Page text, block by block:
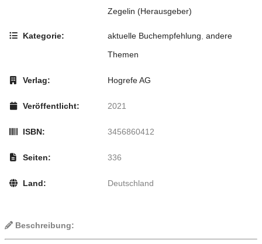
Zegelin (Herausgeber)
Kategorie: aktuelle Buchempfehlung, andere
Themen
Verlag: Hogrefe AG
Veröffentlicht: 2021
ISBN: 3456860412
Seiten: 336
Land: Deutschland
Beschreibung: